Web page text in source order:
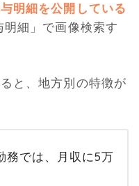
明細を公開している
明細」で画像検索す
と、地方別の特徴が
務では、月収に5万